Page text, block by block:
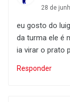
28 de
eu gosto do
da turma ele é
ia virar o prato
Responder